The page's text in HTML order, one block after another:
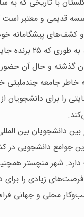
قدیمی و معتبر است
کشف‌های پیشگامانه
شناخته شده است، به
گذشته و حال آن حضور
خاطر جامعه چندملیتی
را برای دانشجویان
دانشجویان بین
جوامع دانشجویی در
شهر منچستر
زیادی را برای
محلی و جهانی